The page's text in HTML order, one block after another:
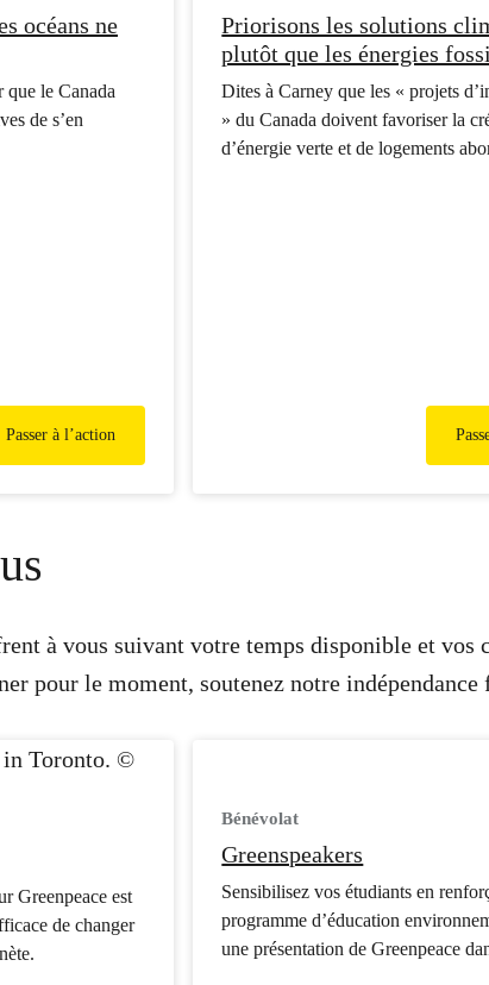
océans ne
le Canada
de s’en
Passer à l’action
Priorisons les solutions
plutôt que les énergies
Dites à Carney que les « projets
» du Canada doivent favoriser la
d’énergie verte et de logements
à vous suivant votre temps disponible et vos
pour le moment, soutenez notre
Greenpeace est
de changer
Bénévolat
Greenspeakers
Sensibilisez vos étudiants en
programme d’éducation
une présentation de Greenpeace